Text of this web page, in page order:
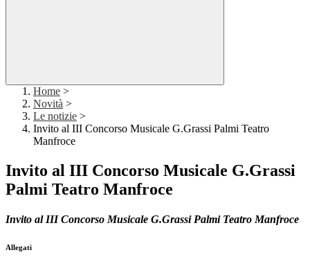
Home >
Novità >
Le notizie >
Invito al III Concorso Musicale G.Grassi Palmi Teatro
Manfroce
Invito al III Concorso Musicale G.Grassi
Palmi Teatro Manfroce
Invito al III Concorso Musicale G.Grassi Palmi Teatro Manfroce
Allegati